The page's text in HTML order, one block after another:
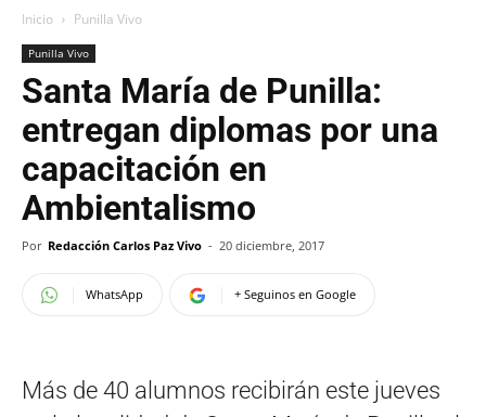
Inicio Punilla Vivo
Punilla Vivo
Santa María de Punilla:
entregan diplomas por una
capacitación en
Ambientalismo
Por Redacción Carlos Paz Vivo - 20 diciembre, 2017
WhatsApp + Seguinos en Google
Más de 40 alumnos recibirán este jueves